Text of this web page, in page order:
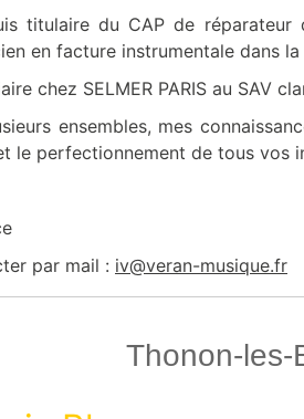
titulaire du CAP de
en facture instrumentale dans
chez SELMER PARIS au SAV
ensembles, mes
le perfectionnement de tous vos
par mail : iv@veran-musique.fr
Thonon-les-